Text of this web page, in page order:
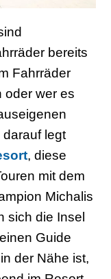
bereits
Fahrräder
oder wer es
legt
, diese
mit dem
Michalis
sich die Insel
Guide
der Nähe ist,